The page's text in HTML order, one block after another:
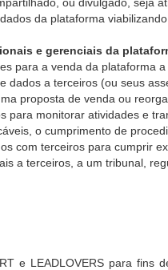
da plataforma
e gerenciais da
para a venda da plataforma
dados a terceiros (ou seus
proposta de venda ou
para monitorar atividades e
o cumprimento de
com terceiros para cumprir
a terceiros, a um tribunal,
e LEADLOVERS para fins